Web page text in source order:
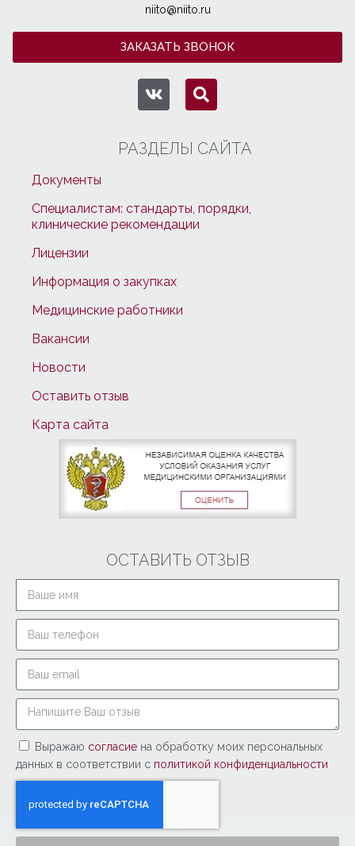
niito@niito.ru
ЗАКАЗАТЬ ЗВОНОК
РАЗДЕЛЫ САЙТА
Документы
Специалистам: стандарты, порядки,
клинические рекомендации
Лицензии
Информация о закупках
Медицинские работники
Вакансии
Новости
Оставить отзыв
Карта сайта
ОСТАВИТЬ ОТЗЫВ
Выражаю согласие на обработку моих персональных
данных в соответствии с политикой конфиденциальности